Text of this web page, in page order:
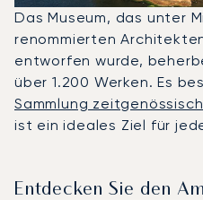
Das Museum, das unter
renommierten
entworfen wurde,
über 1.200 Werken. Es
Sammlung
ist ein ideales Ziel für
Entdecken Sie den